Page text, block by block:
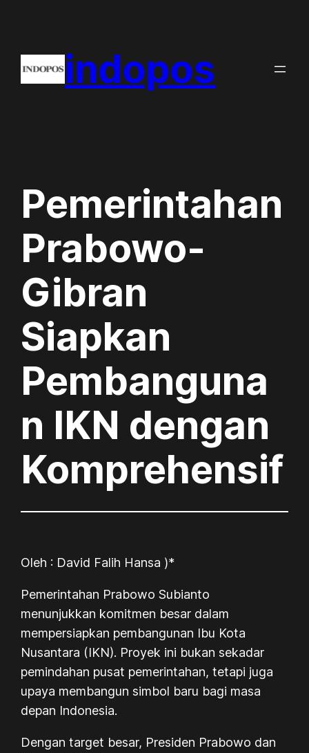
content
indopos
Pemerintahan
Prabowo-
Gibran
Siapkan
Pembanguna
n IKN dengan
Komprehensif
Oleh : David Falih Hansa )*
Pemerintahan Prabowo Subianto
menunjukkan komitmen besar dalam
mempersiapkan pembangunan Ibu Kota
Nusantara (IKN). Proyek ini bukan sekadar
pemindahan pusat pemerintahan, tetapi juga
upaya membangun simbol baru bagi masa
depan Indonesia.
Dengan target besar, Presiden Prabowo dan